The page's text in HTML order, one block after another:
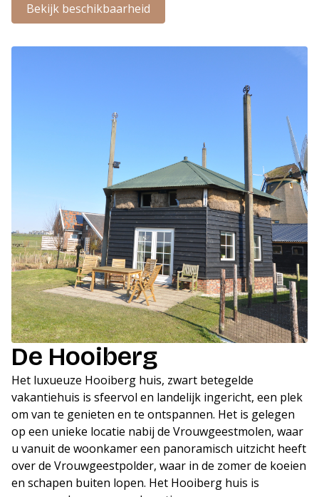
Bekijk beschikbaarheid
De Hooiberg
Het luxueuze Hooiberg huis, zwart betegelde
vakantiehuis is sfeervol en landelijk ingericht, een plek
om van te genieten en te ontspannen. Het is gelegen
op een unieke locatie nabij de Vrouwgeestmolen, waar
u vanuit de woonkamer een panoramisch uitzicht heeft
over de Vrouwgeestpolder, waar in de zomer de koeien
en schapen buiten lopen. Het Hooiberg huis is